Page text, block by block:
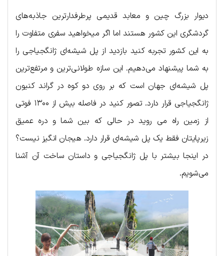
دیوار بزرگ چین و معابد قدیمی پرطرفدارترین جاذبه‌های
گردشگری این کشور هستند اما اگر میخواهید سفری متفاوت را
به این کشور تجربه کنید بازدید از پل شیشه‌ای ژانگجیاجی را
به شما پیشنهاد می‌دهیم. این سازه طولانی‌ترین و مرتفع‌ترین
پل شیشه‌ای جهان است که بر روی دو کوه در گراند کنیون
ژانگجیاجی قرار دارد. تصور کنید در فاصله بیش از ۱۳۰۰ فوتی
از زمین راه می روید در حالی که بین شما و دره عمیق
زیرپایتان فقط یک پل شیشه‌ای قرار دارد. هیجان انگیز نیست؟
در اینجا بیشتر با پل ژانگجیاجی و داستان ساخت آن آشنا
می‌شویم.